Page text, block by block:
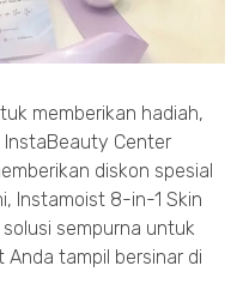
memberikan hadiah,
InstaBeauty Center
diskon spesial
Instamoist 8-in-1 Skin
sempurna untuk
tampil bersinar di